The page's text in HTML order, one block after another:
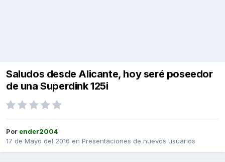
Saludos desde Alicante, hoy seré poseedor
de una Superdink 125i
Por ender2004
17 de Mayo del 2016 en Presentaciones de nuevos usuarios